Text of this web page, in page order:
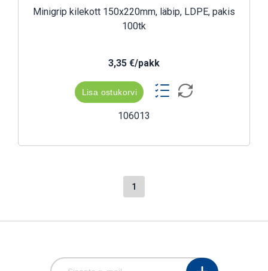
Minigrip kilekott 150x220mm, läbip, LDPE, pakis
100tk
3,35 €/pakk
Lisa ostukorvi
106013
1